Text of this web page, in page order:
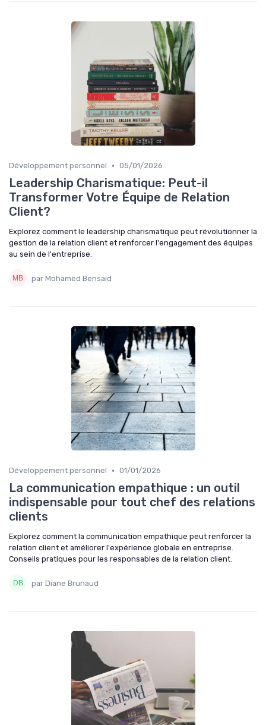
Développement personnel • 05/01/2026
Leadership Charismatique: Peut-il
Transformer Votre Équipe de Relation
Client?
Explorez comment le leadership charismatique peut révolutionner la
gestion de la relation client et renforcer l'engagement des équipes
au sein de l'entreprise.
par Mohamed Bensaid
Développement personnel • 01/01/2026
La communication empathique : un outil
indispensable pour tout chef des relations
clients
Explorez comment la communication empathique peut renforcer la
relation client et améliorer l'expérience globale en entreprise.
Conseils pratiques pour les responsables de la relation client.
par Diane Brunaud